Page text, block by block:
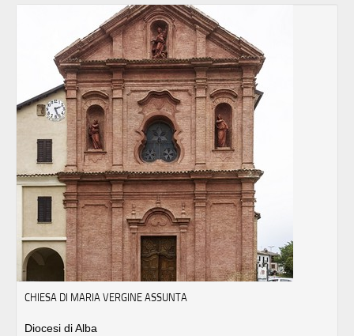
CHIESA DI MARIA VERGINE ASSUNTA
Diocesi di Alba